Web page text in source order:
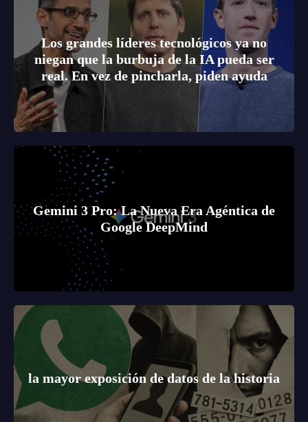
Los grandes líderes tecnológicos ya no
niegan que la burbuja de la IA pueda ser
real. En vez de pincharla, piden ayuda
Gemini 3 Pro: La Nueva Era Agéntica de
Google DeepMind
la mayor exposición de datos de la historia